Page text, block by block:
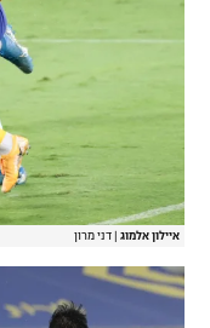
איילון אלמוג דני מרון